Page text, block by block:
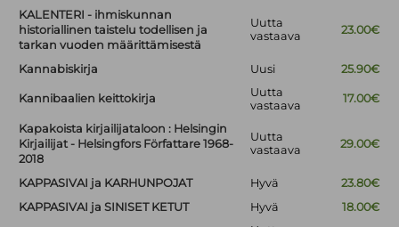
KALENTERI - ihmiskunnan
historiallinen taistelu todellisen ja
tarkan vuoden määrittämisestä
Uutta
vastaava
23.00€
Kannabiskirja Uusi 25.90€
Kannibaalien keittokirja
Uutta
vastaava
17.00€
Kapakoista kirjailijataloon : Helsingin
Kirjailijat - Helsingfors Författare 1968-
2018
Uutta
vastaava
29.00€
KAPPASIVAI ja KARHUNPOJAT Hyvä
23.80€
KAPPASIVAI ja SINISET KETUT
Hyvä 18.00€